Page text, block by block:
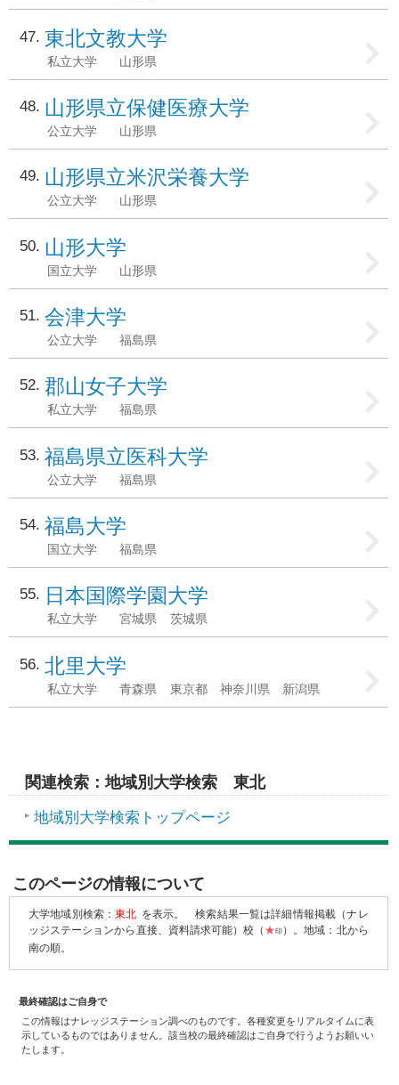
47 東北文教大学
私立大学 山形県
48 山形県立保健医療大学
公立大学 山形県
49 山形県立米沢栄養大学
公立大学 山形県
50 山形大学
国立大学 山形県
51 会津大学
公立大学 福島県
52 郡山女子大学
私立大学 福島県
53 福島県立医科大学
公立大学 福島県
54 福島大学
国立大学 福島県
55 日本国際学園大学
私立大学 宮城県 茨城県
56 北里大学
私立大学 青森県 東京都 神奈川県 新潟県
関連検索：地域別大学検索 東北
地域別大学検索トップページ
このページの情報について
大学地域別検索：東北 を表示。
検索結果一覧は詳細情報掲載（ナレ
ッジステーションから直接、資料請求可能）校（ ★印 ）。地域：北から
南の順。
最終確認はご自身で
この情報はナレッジステーション調べのものです。各種変更をリアルタイムに表
示しているものではありません。該当校の最終確認はご自身で行うようお願いい
たします。